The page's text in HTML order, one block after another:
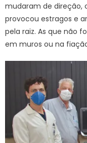
mudaram de direção,
provocou estragos e
pela raiz. As que não
em muros ou na